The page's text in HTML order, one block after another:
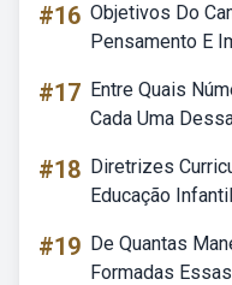
#16 Objetivos Do
Pensamento E
#17 Entre Quais
Cada Uma
#18 Diretrizes
Educação
#19 De Quantas
Formadas